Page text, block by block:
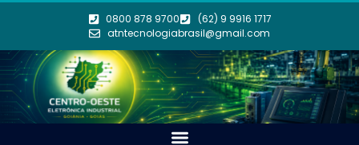
0800 878 9700
(62) 9 9916 1717
atntecnologiabrasil@gmail.com